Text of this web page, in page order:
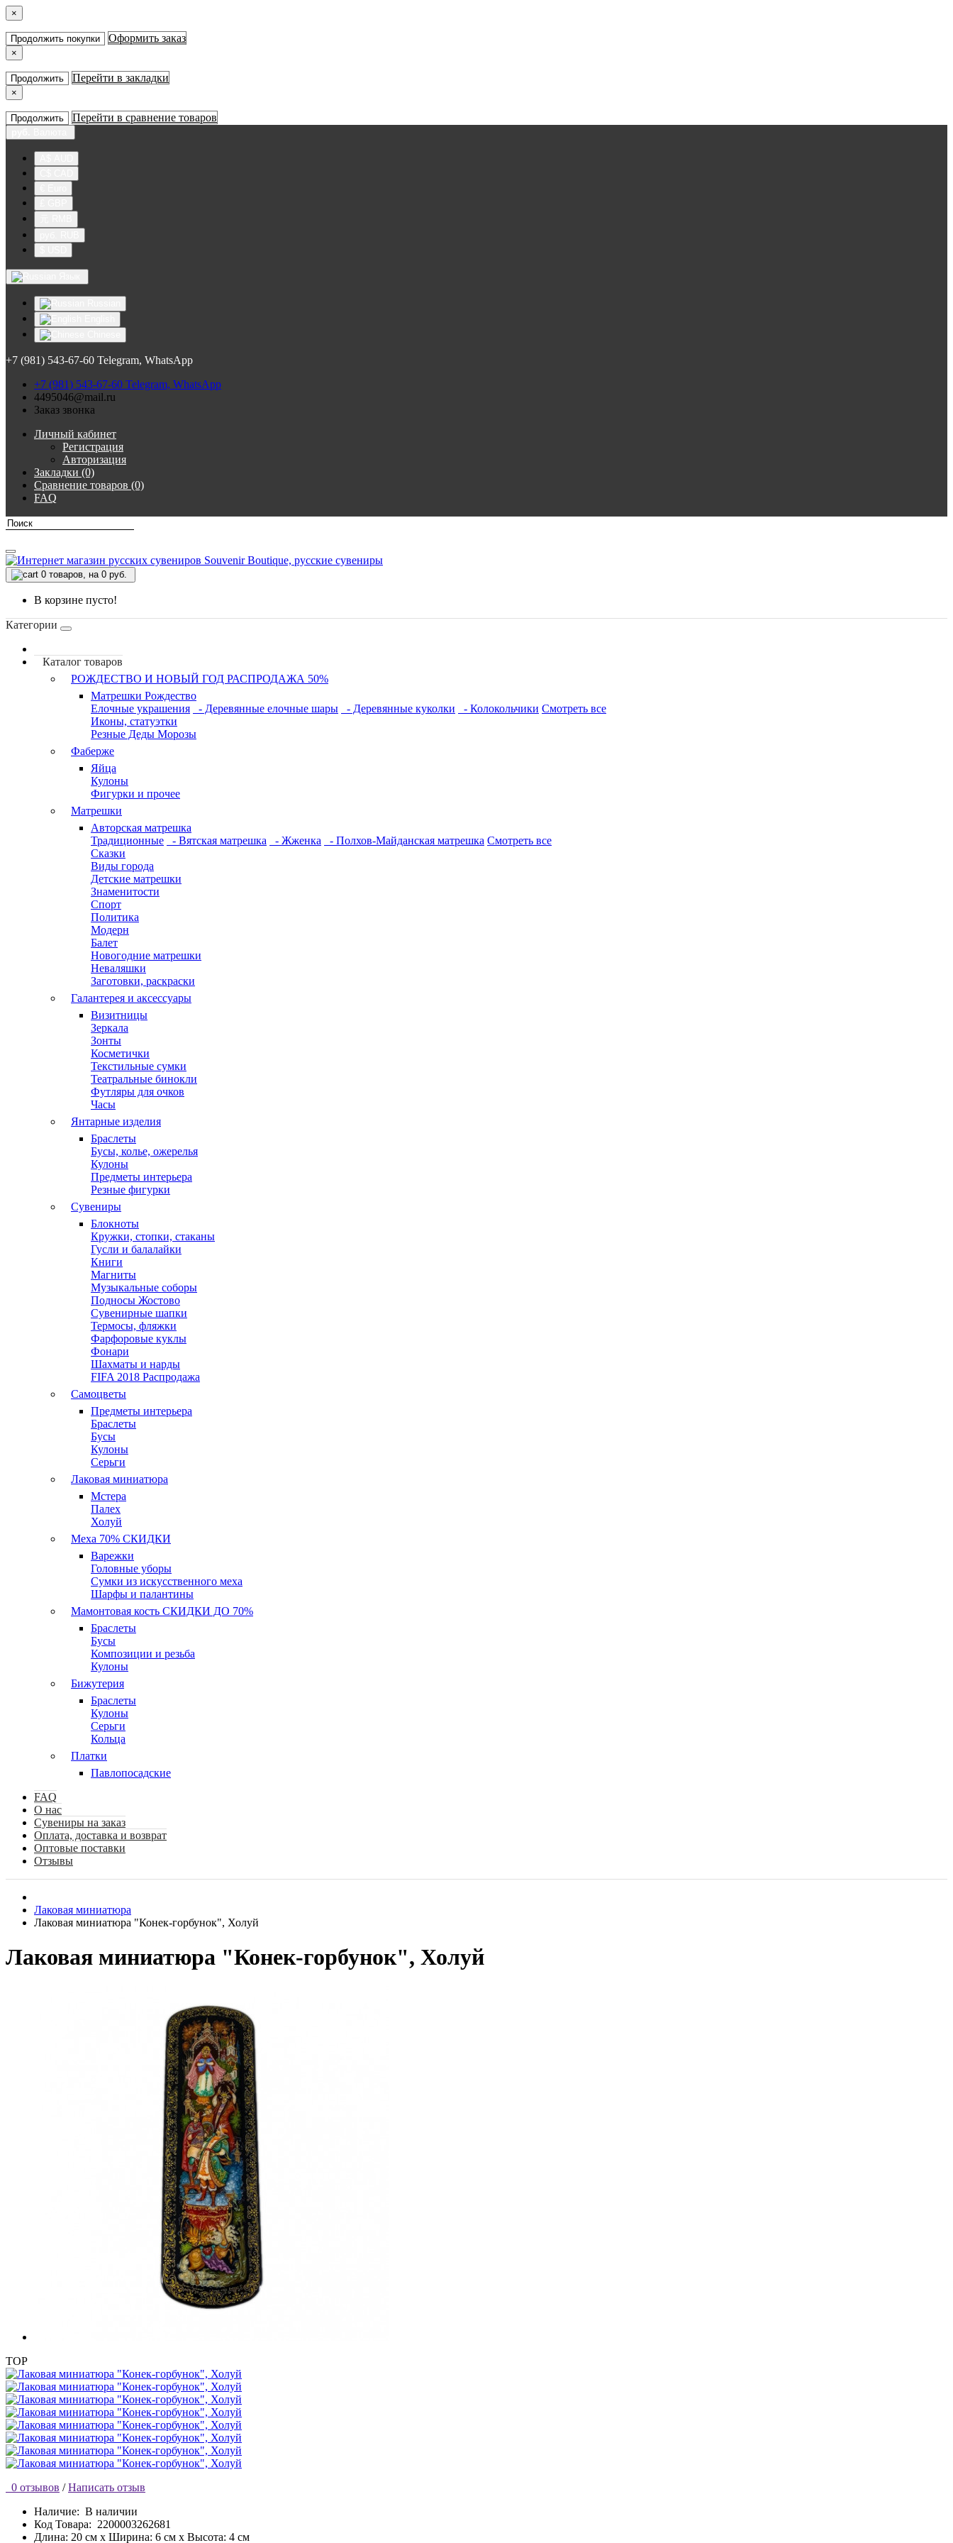
×
Продолжить покупки Оформить заказ
×
Продолжить Перейти в закладки
×
Продолжить Перейти в сравнение товаров
+7 (981) 543-67-60 Telegram, WhatsApp
+7 (981) 543-67-60 Telegram, WhatsApp
4495046@mail.ru
Заказ звонка
Личный кабинет
Регистрация
Авторизация
Закладки (0)
Сравнение товаров (0)
FAQ
0 товаров, на 0 руб.
В корзине пусто!
Категории
Каталог товаров
РОЖДЕСТВО И НОВЫЙ ГОД РАСПРОДАЖА 50%
Матрешки Рождество
Елочные украшения
- Деревянные елочные шары - Деревянные куколки - Колокольчики Смотреть все
Иконы, статуэтки
Резные Деды Морозы
Фаберже
Яйца
Кулоны
Фигурки и прочее
Матрешки
Авторская матрешка
Традиционные
- Вятская матрешка - Жженка - Полхов-Майданская матрешка Смотреть все
Сказки
Виды города
Детские матрешки
Знаменитости
Спорт
Политика
Модерн
Балет
Новогодние матрешки
Неваляшки
Заготовки, раскраски
Галантерея и аксессуары
Визитницы
Зеркала
Зонты
Косметички
Текстильные сумки
Театральные бинокли
Футляры для очков
Часы
Янтарные изделия
Браслеты
Бусы, колье, ожерелья
Кулоны
Предметы интерьера
Резные фигурки
Сувениры
Блокноты
Кружки, стопки, стаканы
Гусли и балалайки
Книги
Магниты
Музыкальные соборы
Подносы Жостово
Сувенирные шапки
Термосы, фляжки
Фарфоровые куклы
Фонари
Шахматы и нарды
FIFA 2018 Распродажа
Самоцветы
Предметы интерьера
Браслеты
Бусы
Кулоны
Серьги
Лаковая миниатюра
Мстера
Палех
Холуй
Меха 70% СКИДКИ
Варежки
Головные уборы
Сумки из искусственного меха
Шарфы и палантины
Мамонтовая кость СКИДКИ ДО 70%
Браслеты
Бусы
Композиции и резьба
Кулоны
Бижутерия
Браслеты
Кулоны
Серьги
Кольца
Платки
Павлопосадские
FAQ
О нас
Сувениры на заказ
Оплата, доставка и возврат
Оптовые поставки
Отзывы
Лаковая миниатюра
Лаковая миниатюра "Конек-горбунок", Холуй
Лаковая миниатюра "Конек-горбунок", Холуй
TOP
0 отзывов / Написать отзыв
Наличие: В наличии
Код Товара: 2200003262681
Длина: 20 см x Ширина: 6 см x Высота: 4 см